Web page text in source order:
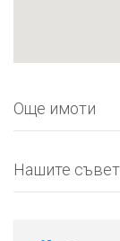
Още имоти
Нашите